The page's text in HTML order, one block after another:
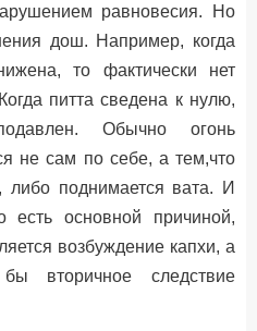
равновесия. Но
дош. Например, когда
то фактически нет
питта сведена к нулю,
Обычно огонь
не сам по себе, а тем,что
либо поднимается вата. И
есть основной причиной,
возбуждение капхи, а
вторичное следствие